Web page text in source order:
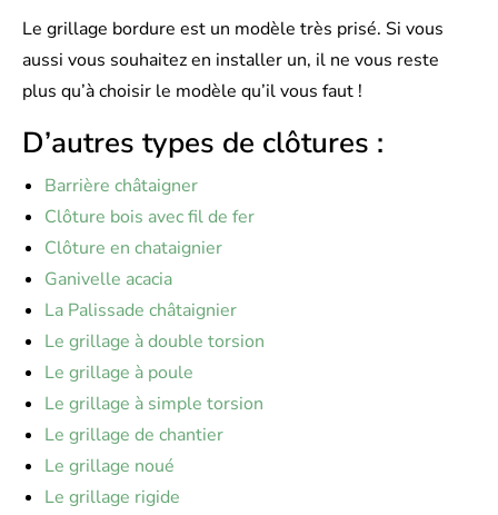
Le grillage bordure est un modèle très prisé. Si vous
aussi vous souhaitez en installer un, il ne vous reste
plus qu’à choisir le modèle qu’il vous faut !
D’autres types de clôtures :
Barrière châtaigner
Clôture bois avec fil de fer
Clôture en chataignier
Ganivelle acacia
La Palissade châtaignier
Le grillage à double torsion
Le grillage à poule
Le grillage à simple torsion
Le grillage de chantier
Le grillage noué
Le grillage rigide